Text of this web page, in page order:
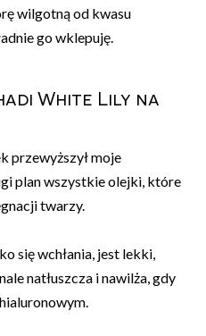
wilgotną od kwasu
go wklepuję.
White Lily na
przewyższył moje
plan wszystkie olejki, które
twarzy.
się wchłania, jest lekki,
natłuszcza i nawilża, gdy